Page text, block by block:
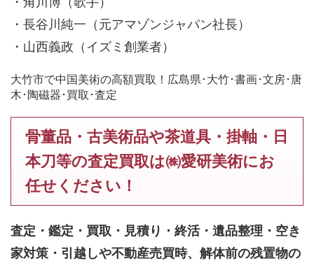
・長谷川純一（元アマゾンジャパン社長）
・山西義政（イズミ創業者）
大竹市で中国美術の高額買取！広島県･大竹･書画･文房･唐
木･陶磁器･買取･査定
骨董品・古美術品や茶道具・掛軸・日
本刀等の査定買取は㈱愛研美術にお
任せください！
査定・鑑定・買取・見積り・終活・遺品整理・空き
家対策・引越しや不動産売買時、解体前の残置物の